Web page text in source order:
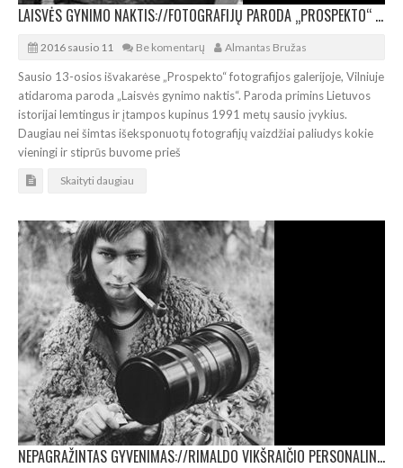
LAISVĖS GYNIMO NAKTIS://FOTOGRAFIJŲ PARODA „PROSPEKTO“ GALERIJOJE
2016 sausio 11 Be komentarų Almantas Bružas
Sausio 13-osios išvakarėse „Prospekto“ fotografijos galerijoje, Vilniuje
atidaroma paroda „Laisvės gynimo naktis“. Paroda primins Lietuvos
istorijai lemtingus ir įtampos kupinus 1991 metų sausio įvykius.
Daugiau nei šimtas išeksponuotų fotografijų vaizdžiai paliudys kokie
vieningi ir stiprūs buvome prieš
Skaityti daugiau
NEPAGRAŽINTAS GYVENIMAS://RIMALDO VIKŠRAIČIO PERSONALINĖ PARODA VILNIUJE